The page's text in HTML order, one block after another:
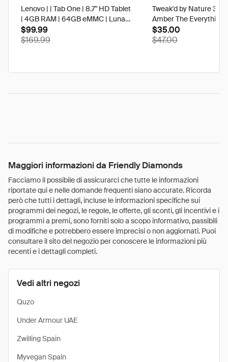
Lenovo | | Tab One | 8.7" HD Tablet
| 4GB RAM | 64GB eMMC | Luna
Grey | Best Buy
$99.99
$169.99
Tweak'd by Nature 3
Amber The Everything
$35.00
$47.00
Maggiori informazioni da Friendly Diamonds
Facciamo il possibile di assicurarci che tutte le informazioni
riportate qui e nelle domande frequenti siano accurate. Ricorda
però che tutti i dettagli, incluse le informazioni specifiche sui
programmi dei negozi, le regole, le offerte, gli sconti, gli incentivi e i
programmi a premi, sono forniti solo a scopo informativo, passibili
di modifiche e potrebbero essere imprecisi o non aggiornati. Puoi
consultare il sito del negozio per conoscere le informazioni più
recenti e i dettagli completi.
Vedi altri negozi
Quzo
Under Armour UAE
Zwilling Spain
Myvegan Spain